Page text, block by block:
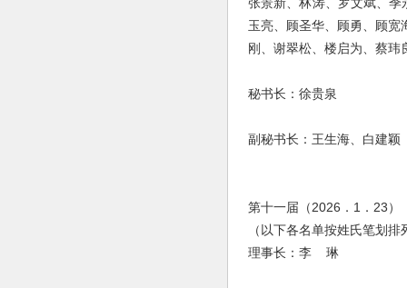
玉亮、顾圣华、顾勇、顾
刚、谢翠松、楼启为、蔡玮
秘书长：徐贵泉
副秘书长：王生海、白建颖
第十一届（2026．1．23）
（以下各名单按姓氏笔划排
理事长：李 琳